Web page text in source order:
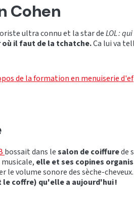
Cohen
ultra connu et la star deLOL :
où il faut de la tchatche.Ca lui va
de la formation en menuiserie
bossait dans lesalon de coiffurede
elle et ses copines
le volume sonore des sèche-
coffre) qu'elle a aujourd'hui !